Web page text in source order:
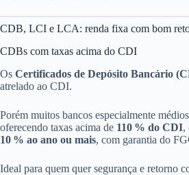
CDB, LCI e LCA: renda fixa com bom
CDBs com taxas acima do CDI
Os Certificados de Depósito Bancário
atrelado ao CDI.
Porém muitos bancos especialmente
oferecendo taxas acima de 110 % do CDI,
10 % ao ano ou mais, com garantia do
Ideal para quem quer segurança e retorno